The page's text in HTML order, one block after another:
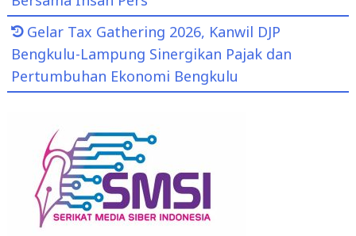
Gelar Tax Gathering 2026, Kanwil DJP
Bengkulu-Lampung Sinergikan Pajak dan
Pertumbuhan Ekonomi Bengkulu